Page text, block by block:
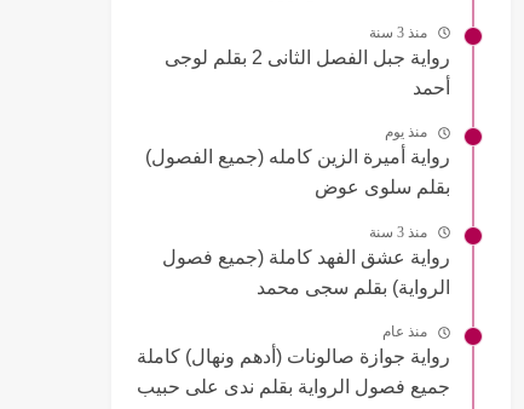
منذ 3 سنة
رواية جبل الفصل الثانى 2 بقلم لوجى
أحمد
منذ يوم
رواية أميرة الزين كامله (جميع الفصول)
بقلم سلوى عوض
منذ 3 سنة
رواية عشق الفهد كاملة (جميع فصول
الرواية) بقلم سجى محمد
منذ عام
رواية جوازة صالونات (أدهم ونهال) كاملة
جميع فصول الرواية بقلم ندى على حبيب